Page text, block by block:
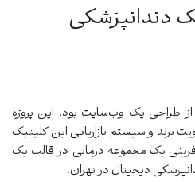
دندانپزشکی
از طراحی یک وب‌سایت بود. این پروژه
و سیستم بازاریابی این کلینیک
یک مجموعه درمانی در قالب یک
دیجیتال در تهران.